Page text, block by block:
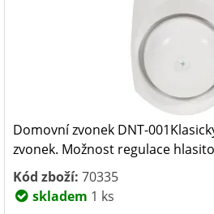
Domovní zvonek DNT-
zvonek. Možnost regulace
Kód zboží: 70335
skladem 1 ks